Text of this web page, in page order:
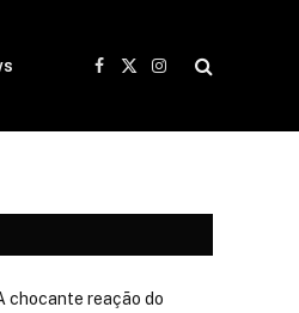
Facebook
X
Instagram
chocante reação do